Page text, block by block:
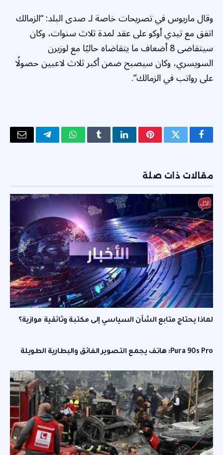
وقال ماريوس في تصريحات خاصة لـ صدى البلد: “الزمالك
اتفق مع تيدي أوكو على عقد لمدة ثلاث سنوات، وكان
سيتقاضى 8 أضعاف ما يتقاضاه حاليًا مع لوزيرن
السويسري، وكان سيصبح ضمن أكبر ثلاث لاعبين حصولًا
على رواتب في الزمالك”.
فيسبوكتويتر بينتيريستلينكدإنTumblrواتسابتيلقرامالبريد
مقالات ذات صلة
لماذا يحتاج متابع الشأن السياسي إلى مكتبة وثائقية موازية؟
Pura 90s Pro: هاتف يجمع التصوير الفائق والبطارية الطويلة